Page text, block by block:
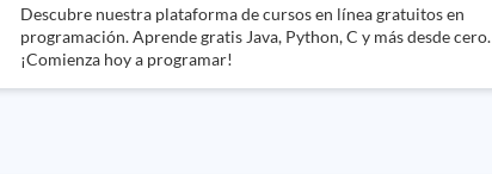
Descubre nuestra plataforma de cursos en línea gratuitos en
programación. Aprende gratis Java, Python, C y más desde cero.
¡Comienza hoy a programar!